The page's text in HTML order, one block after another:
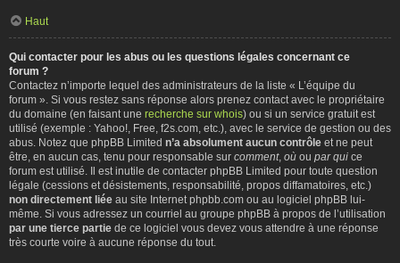
Haut
Qui contacter pour les abus ou les questions légales concernant ce
forum ?
Contactez n’importe lequel des administrateurs de la liste « L’équipe du
forum ». Si vous restez sans réponse alors prenez contact avec le propriétaire
du domaine (en faisant une recherche sur whois) ou si un service gratuit est
utilisé (exemple : Yahoo!, Free, f2s.com, etc.), avec le service de gestion ou des
abus. Notez que phpBB Limited n’a absolument aucun contrôle et ne peut
être, en aucun cas, tenu pour responsable sur comment, où ou par qui ce
forum est utilisé. Il est inutile de contacter phpBB Limited pour toute question
légale (cessions et désistements, responsabilité, propos diffamatoires, etc.)
non directement liée au site Internet phpbb.com ou au logiciel phpBB lui-
même. Si vous adressez un courriel au groupe phpBB à propos de l’utilisation
par une tierce partie de ce logiciel vous devez vous attendre à une réponse
très courte voire à aucune réponse du tout.